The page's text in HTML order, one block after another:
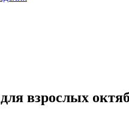
взрослых